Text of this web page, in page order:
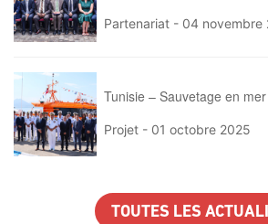
Partenariat - 04 novembre
Tunisie – Sauvetage en mer
Projet - 01 octobre 2025
TOUTES LES